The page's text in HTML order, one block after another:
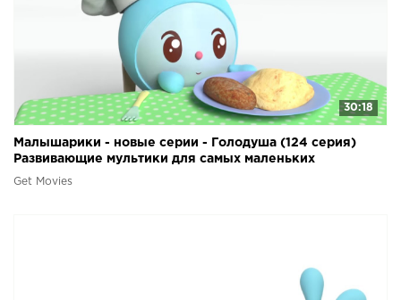
30:18
Малышарики - новые серии - Голодуша (124 серия)
Развивающие мультики для самых маленьких
Get Movies